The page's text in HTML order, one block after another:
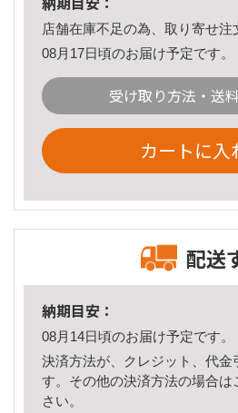
店舗在庫不足の為、取り寄せ注
08月17日頃のお届け予定です。
受け取り方法・送
カートに入
配送
納期目安：
08月14日頃のお届け予定です。
決済方法が、クレジット、代金
す。その他の決済方法の場合は
さい。